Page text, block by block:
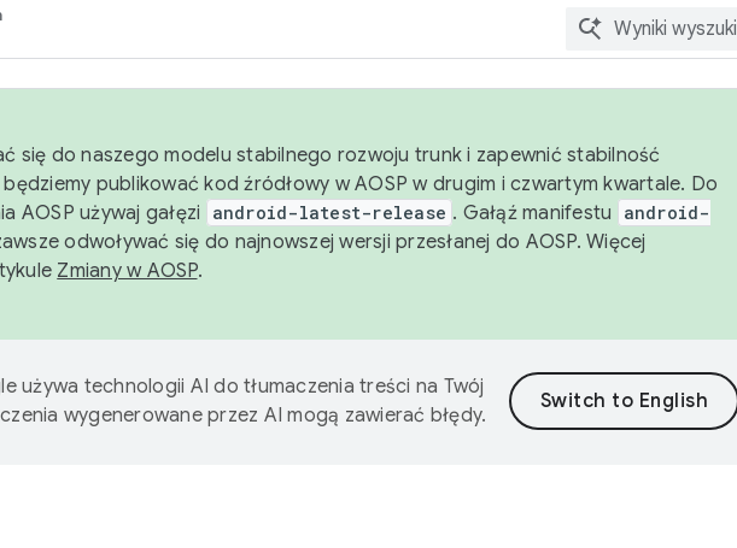
się do naszego modelu stabilnego rozwoju trunk i zapewnić stabilność
publikować kod źródłowy w AOSP w drugim i czwartym kwartale. Do
AOSP używaj gałęzi
android-latest-release . Gałąź manifestu
android-
odwoływać się do najnowszej wersji przesłanej do AOSP. Więcej
Zmiany w AOSP.
używa technologii AI do tłumaczenia treści na Twój
wygenerowane przez AI mogą zawierać błędy.